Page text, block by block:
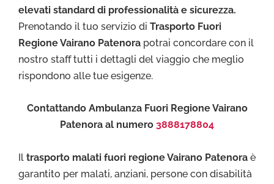
elevati standard di professionalità e sicurezza.
Prenotando il tuo servizio di Trasporto Fuori
Regione Vairano Patenora potrai concordare con il
nostro staff tutti i dettagli del viaggio che meglio
rispondono alle tue esigenze.
Contattando Ambulanza Fuori Regione Vairano
Patenora al numero 3888178804
Il trasporto malati fuori regione Vairano Patenora è
garantito per malati, anziani, persone con disabilità